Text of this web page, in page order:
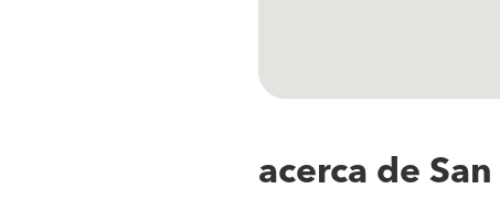
acerca de